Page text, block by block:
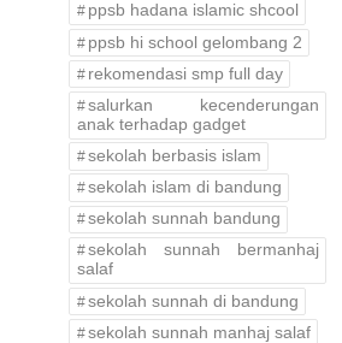
ppsb hadana islamic shcool
ppsb hi school gelombang 2
rekomendasi smp full day
salurkan kecenderungan
anak terhadap gadget
sekolah berbasis islam
sekolah islam di bandung
sekolah sunnah bandung
sekolah sunnah bermanhaj
salaf
sekolah sunnah di bandung
sekolah sunnah manhaj salaf